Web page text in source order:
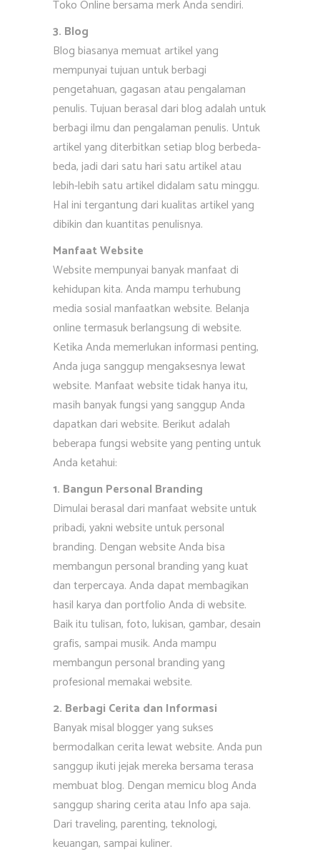
Toko Online bersama merk Anda sendiri.
3. Blog
Blog biasanya memuat artikel yang
mempunyai tujuan untuk berbagi
pengetahuan, gagasan atau pengalaman
penulis. Tujuan berasal dari blog adalah untuk
berbagi ilmu dan pengalaman penulis. Untuk
artikel yang diterbitkan setiap blog berbeda-
beda, jadi dari satu hari satu artikel atau
lebih-lebih satu artikel didalam satu minggu.
Hal ini tergantung dari kualitas artikel yang
dibikin dan kuantitas penulisnya.
Manfaat Website
Website mempunyai banyak manfaat di
kehidupan kita. Anda mampu terhubung
media sosial manfaatkan website. Belanja
online termasuk berlangsung di website.
Ketika Anda memerlukan informasi penting,
Anda juga sanggup mengaksesnya lewat
website. Manfaat website tidak hanya itu,
masih banyak fungsi yang sanggup Anda
dapatkan dari website. Berikut adalah
beberapa fungsi website yang penting untuk
Anda ketahui:
1. Bangun Personal Branding
Dimulai berasal dari manfaat website untuk
pribadi, yakni website untuk personal
branding. Dengan website Anda bisa
membangun personal branding yang kuat
dan terpercaya. Anda dapat membagikan
hasil karya dan portfolio Anda di website.
Baik itu tulisan, foto, lukisan, gambar, desain
grafis, sampai musik. Anda mampu
membangun personal branding yang
profesional memakai website.
2. Berbagi Cerita dan Informasi
Banyak misal blogger yang sukses
bermodalkan cerita lewat website. Anda pun
sanggup ikuti jejak mereka bersama terasa
membuat blog. Dengan memicu blog Anda
sanggup sharing cerita atau Info apa saja.
Dari traveling, parenting, teknologi,
keuangan, sampai kuliner.